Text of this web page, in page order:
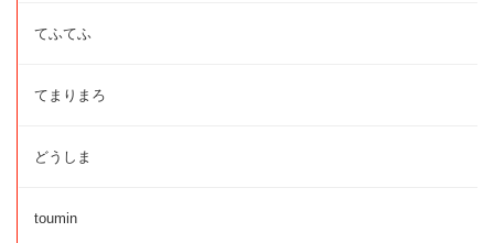
てふてふ
てまりまろ
どうしま
toumin